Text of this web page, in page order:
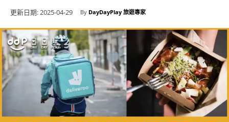
更新日期:2025-04-29 By DayDayPlay 旅遊專家